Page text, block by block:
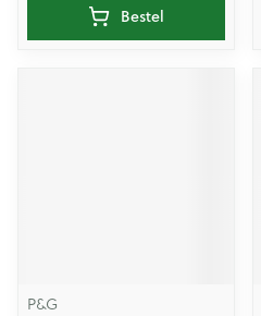
Bestel
P&G